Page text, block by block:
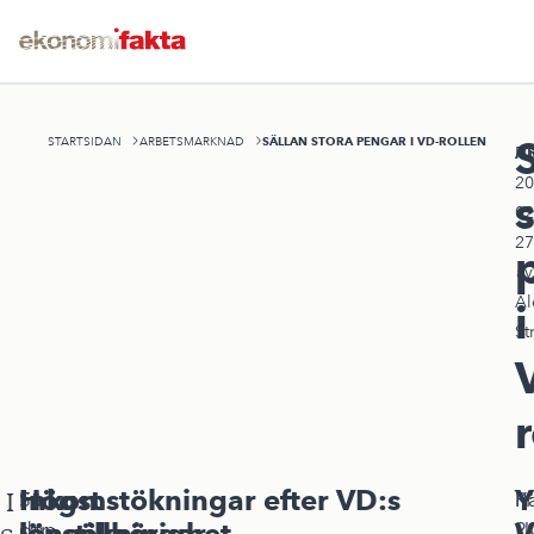
STARTSIDAN ARBETSMARKNAD SÄLLAN STORA PENGAR I VD-ROLLEN
i
27
av
I Så
ser
Högst
För
den
Inkomstökningar efter VD:s